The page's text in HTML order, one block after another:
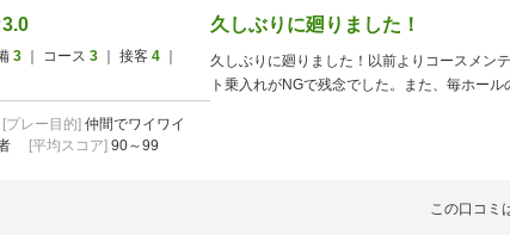
3.0
3 ｜ コース 3 ｜ 接客 4
レー目的] 仲間でワイワイ
[平均スコア] 90～99
久しぶりに廻りました！
久しぶりに廻りました！以前よりコースメン
ト乗入れがNGで残念でした。また、毎ホール
この口コミ